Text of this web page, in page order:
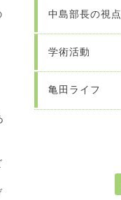
中島部長の視点
学術活動
亀田ライフ